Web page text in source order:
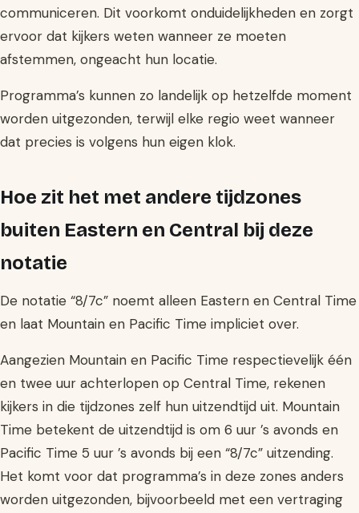
communiceren. Dit voorkomt onduidelijkheden en zorgt
ervoor dat kijkers weten wanneer ze moeten
afstemmen, ongeacht hun locatie.
Programma’s kunnen zo landelijk op hetzelfde moment
worden uitgezonden, terwijl elke regio weet wanneer
dat precies is volgens hun eigen klok.
Hoe zit het met andere tijdzones
buiten Eastern en Central bij deze
notatie
De notatie “8/7c” noemt alleen Eastern en Central Time
en laat Mountain en Pacific Time impliciet over.
Aangezien Mountain en Pacific Time respectievelijk één
en twee uur achterlopen op Central Time, rekenen
kijkers in die tijdzones zelf hun uitzendtijd uit. Mountain
Time betekent de uitzendtijd is om 6 uur ’s avonds en
Pacific Time 5 uur ’s avonds bij een “8/7c” uitzending.
Het komt voor dat programma’s in deze zones anders
worden uitgezonden, bijvoorbeeld met een vertraging